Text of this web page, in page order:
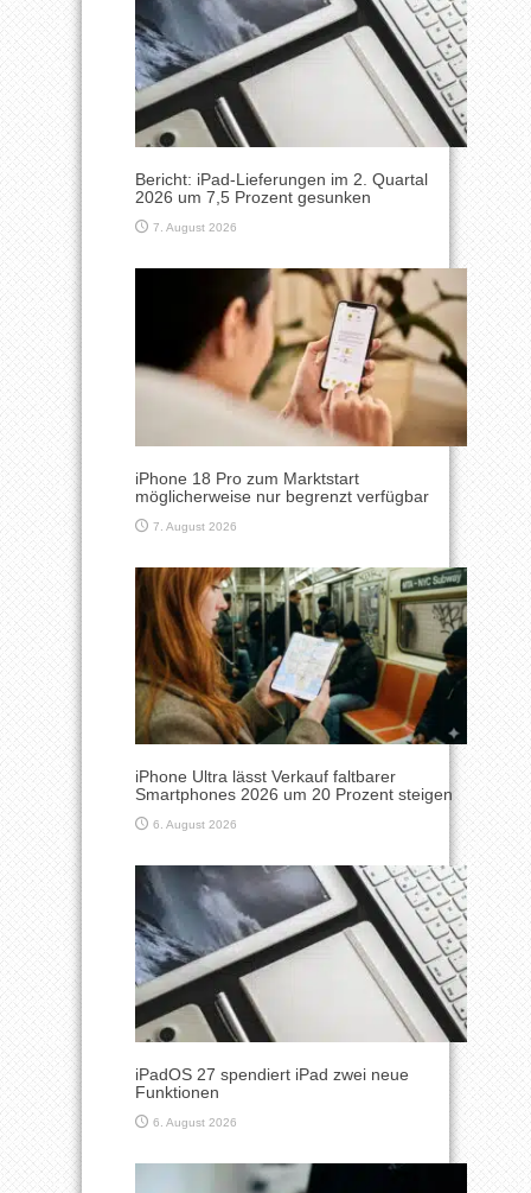
Bericht: iPad-Lieferungen im 2. Quartal
2026 um 7,5 Prozent gesunken
7. August 2026
iPhone 18 Pro zum Marktstart
möglicherweise nur begrenzt verfügbar
7. August 2026
iPhone Ultra lässt Verkauf faltbarer
Smartphones 2026 um 20 Prozent steigen
6. August 2026
iPadOS 27 spendiert iPad zwei neue
Funktionen
6. August 2026